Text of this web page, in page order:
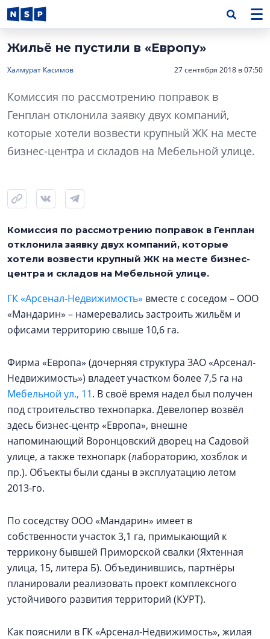
Жильё не пустили в «Европу»
Халмурат Касимов 27 сентября 2018 в 07:50
Комиссия по рассмотрению поправок в
Генплан отклонила заявку двух компаний,
которые хотели возвести крупный ЖК на месте
бизнес-центра и складов на Мебельной улице.
Комиссия по рассмотрению поправок в Генплан
отклонила заявку двух компаний, которые
хотели возвести крупный ЖК на месте бизнес-
центра и складов на Мебельной улице.
ГК «Арсенал-Недвижимость» вместе с соседом – ООО
«Мандарин» – намеревались застроить жильём и
офисами территорию свыше 10,6 га.
Фирма «Европа» (дочерняя структура ЗАО «Арсенал-
Недвижимость») владеет участком более 7,5 га на
Мебельной ул., 11. В своё время надел был получен
под строительство технопарка. Девелопер возвёл
здесь бизнес-центр «Европа», внешне
напоминающий Воронцовский дворец на Садовой
улице, а также технопарк (лабораторию, хозблок и
пр.). Объекты были сданы в эксплуатацию летом
2013-го.
По соседству ООО «Мандарин» имеет в
собственности участок 3,1 га, примыкающий к
террикону бывшей Приморской свалки (Яхтенная
улица, 15, литера Б). Объединившись, партнёры
планировали реализовать проект комплексного
устойчивого развития территорий (КУРТ).
Как пояснили в ГК «Арсенал-Недвижимость», жилая